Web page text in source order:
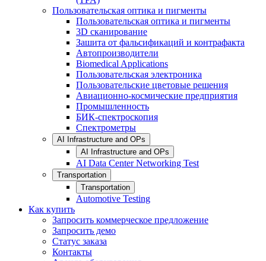
Пользовательская оптика и пигменты
Пользовательская оптика и пигменты
3D сканирование
Зашита от фальсификаций и контрафакта
Автопроизводители
Biomedical Applications
Пользовательская электроника
Пользовательские цветовые решения
Авиационно-космические предприятия
Промышленность
БИК-спектроскопия
Спектрометры
AI Infrastructure and OPs
AI Infrastructure and OPs
AI Data Center Networking Test
Transportation
Transportation
Automotive Testing
Как купить
Запросить коммерческое предложение
Запросить демо
Статус заказа
Контакты